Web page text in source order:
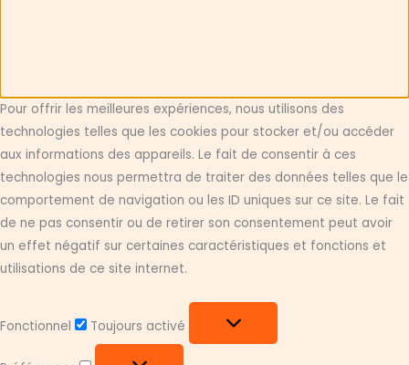
Pour offrir les meilleures expériences, nous utilisons des
technologies telles que les cookies pour stocker et/ou accéder
aux informations des appareils. Le fait de consentir à ces
technologies nous permettra de traiter des données telles que le
comportement de navigation ou les ID uniques sur ce site. Le fait
de ne pas consentir ou de retirer son consentement peut avoir
un effet négatif sur certaines caractéristiques et fonctions et
utilisations de ce site internet.
Fonctionnel Toujours activé